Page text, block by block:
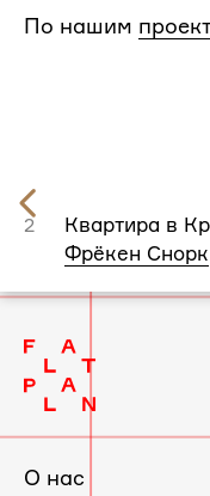
По нашим
2
Квартира в
Фрёкен Снорк
слайд
О нас